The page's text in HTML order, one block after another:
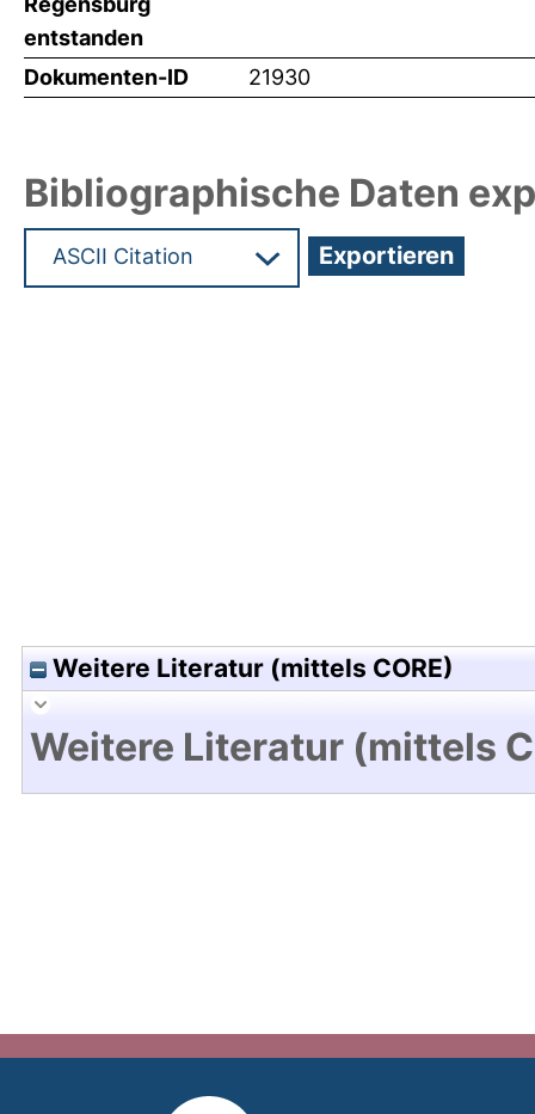
entstanden
Dokumenten-ID
21930
Bibliographische Daten
Weitere Literatur (mittels CORE)
Weitere Literatur (mittels